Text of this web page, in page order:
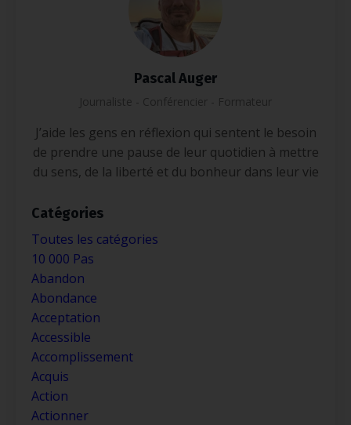
Pascal Auger
Journaliste - Conférencier - Formateur
J’aide les gens en réflexion qui sentent le besoin
de prendre une pause de leur quotidien à mettre
du sens, de la liberté et du bonheur dans leur vie
Catégories
Toutes les catégories
10 000 Pas
Abandon
Abondance
Acceptation
Accessible
Accomplissement
Acquis
Action
Actionner